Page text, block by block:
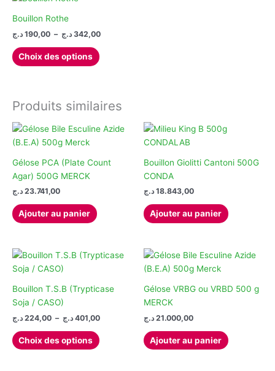
Bouillon Rothe
190,00 د.ج – 342,00 د.ج
Plage
Choix des options
produit
variations.
options
Produits similaires
Gélose PCA (Plate Count
Agar) 500G MERCK
23.741,00 د.ج
Ajouter au panier
Bouillon Giolitti Cantoni 500G
CONDA
18.843,00 د.ج
Ajouter au panier
Bouillon T.S.B (Trypticase
Soja / CASO)
224,00 د.ج – 401,00 د.ج
Plage
Choix des options
produit
Gélose VRBG ou VRBD 500 g
MERCK
21.000,00 د.ج
Ajouter au panier